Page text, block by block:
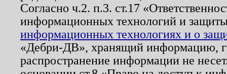
Согласно ч.2. п.3. ст.17
информационных технологий и
информационных технологиях и о
«Дебри-ДВ», хранящий информацию,
распространение информации не